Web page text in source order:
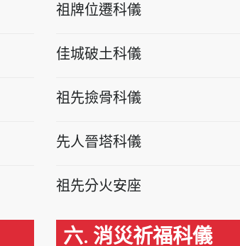
祖牌位遷科儀
佳城破土科儀
祖先撿骨科儀
先人晉塔科儀
祖先分火安座
六. 消災祈福科儀